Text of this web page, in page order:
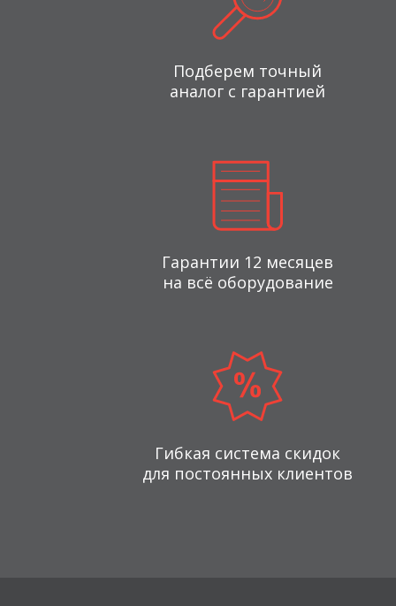
Подберем точный
аналог с гарантией
Гарантии 12 месяцев
на всё оборудование
Гибкая система скидок
для постоянных клиентов